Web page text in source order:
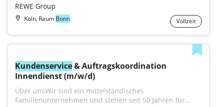
REWE Group
Köln, Raum Bonn Vollzeit
Kundenservice & Auftragskoordination
Innendienst (m/w/d)
Über unsWir sind ein mittelständisches
Familienunternehmen und stehen seit 50 Jahren für...